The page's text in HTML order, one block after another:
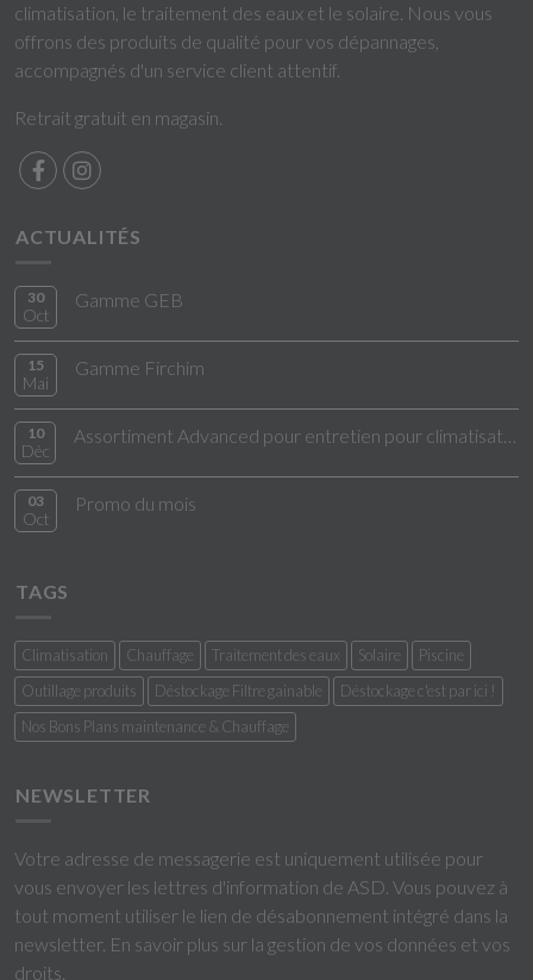
climatisation, le traitement des eaux et le solaire. Nous vous
offrons des produits de qualité pour vos dépannages,
accompagnés d'un service client attentif.
Retrait gratuit en magasin.
ACTUALITÉS
30
Oct
Gamme GEB
15
Mai
Gamme Firchim
10
Déc
03
Oct
Promo du mois
TAGS
Climatisation Chauffage Traitement des eaux Solaire
Piscine
Outillage produits
Déstockage Filtre gainable
Déstockage c'est par ici !
Nos Bons Plans maintenance & Chauffage
NEWSLETTER
Votre adresse de messagerie est uniquement utilisée pour
vous envoyer les lettres d'information de ASD. Vous pouvez à
tout moment utiliser le lien de désabonnement intégré dans la
newsletter. En savoir plus sur la gestion de vos données et vos
droits